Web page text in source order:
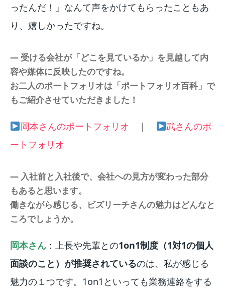
ったんだ！」なんて声をかけてもらったこともあ
り、嬉しかったですね。
― 受ける会社が「どこを見ているか」を見越して内
容や媒体に反映したのですね。
お二人のポートフォリオは「ポートフォリオ百科」で
もご紹介させていただきました！
岡本さんのポートフォリオ ｜
武さんのポ
ートフォリオ
― 入社前と入社後で、会社への見方が変わった部分
もあると思います。
働きながら感じる、ビズリーチさんの魅力はどんなと
ころでしょうか。
岡本さん ：上長や先輩との1on1制度（1対1の個人
面談のこと）が推奨されているのは、私が感じる
魅力の１つです。1on1といっても業務連絡をする